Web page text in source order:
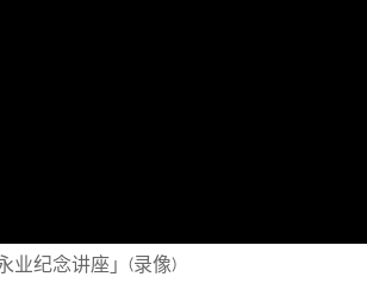
业纪念讲座」(录像)